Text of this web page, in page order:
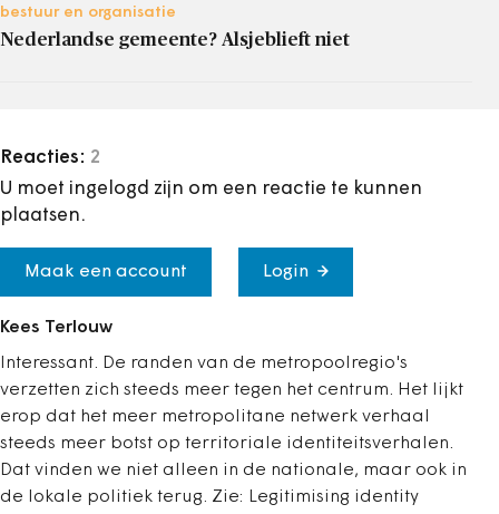
bestuur en organisatie
Nederlandse gemeente? Alsjeblieft niet
Reacties: 2
U moet ingelogd zijn om een reactie te kunnen
plaatsen.
Maak een account Login
Kees Terlouw
Interessant. De randen van de metropoolregio's
verzetten zich steeds meer tegen het centrum. Het lijkt
erop dat het meer metropolitane netwerk verhaal
steeds meer botst op territoriale identiteitsverhalen.
Dat vinden we niet alleen in de nationale, maar ook in
de lokale politiek terug. Zie: Legitimising identity